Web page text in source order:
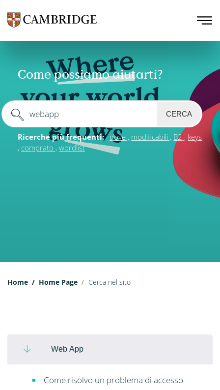
Come possiamo aiutarti?
CERCA
Ricerche più frequenti: dove modificabili B2
keys
comprato wordlist
Home Home Page Cerca nel sito
Web App
Come risolvo un problema di accesso